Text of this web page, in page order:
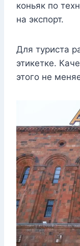
коньяк по
на экспорт.
Для туриста
этикетке.
этого не